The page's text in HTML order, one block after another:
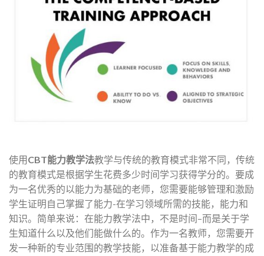
使用 CBT能力教学法教学与传统的教育模式非常不同，传统
的教育模式是根据学生花费多少时间学习获得学分的。要成
为一名优秀的以能力为基础的老师，您需要能够管理和激励
学生证明自己掌握了能力-在学习领域所需的技能，能力和
知识。简单来说：在能力教学法中，不是时间–而是关于学
生知道什么以及他们能做什么的。作为一名教师，您需要开
发一种新的专业范围的教学技能，以准备基于能力教学的成